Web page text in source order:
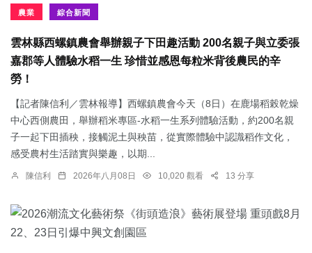
農業 綜合新聞
雲林縣西螺鎮農會舉辦親子下田趣活動 200名親子與立委張
嘉郡等人體驗水稻一生 珍惜並感恩每粒米背後農民的辛
勞！
【記者陳信利／雲林報導】西螺鎮農會今天（8日）在鹿場稻榖乾燥
中心西側農田，舉辦稻米專區-水稻一生系列體驗活動，約200名親
子一起下田插秧，接觸泥土與秧苗，從實際體驗中認識稻作文化，
感受農村生活踏實與樂趣，以期...
陳信利 2026年八月08日 10,020 觀看 13 分享